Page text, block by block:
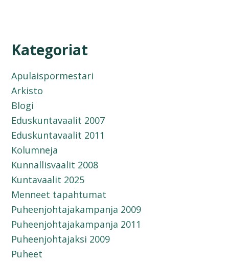
Kategoriat
Apulaispormestari
Arkisto
Blogi
Eduskuntavaalit 2007
Eduskuntavaalit 2011
Kolumneja
Kunnallisvaalit 2008
Kuntavaalit 2025
Menneet tapahtumat
Puheenjohtajakampanja 2009
Puheenjohtajakampanja 2011
Puheenjohtajaksi 2009
Puheet